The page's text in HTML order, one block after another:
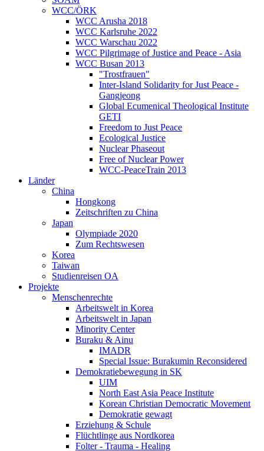
WCC/ÖRK
WCC Arusha 2018
WCC Karlsruhe 2022
WCC Warschau 2022
WCC Pilgrimage of Justice and Peace - Asia
WCC Busan 2013
"Trostfrauen"
Inter-Island Solidarity for Just Peace -
Gangjeong
Global Ecumenical Theological Institute
GETI
Freedom to Just Peace
Ecological Justice
Nuclear Phaseout
Free of Nuclear Power
WCC-PeaceTrain 2013
Länder
China
Hongkong
Zeitschriften zu China
Japan
Olympiade 2020
Zum Rechtswesen
Korea
Taiwan
Studienreisen OA
Projekte
Menschenrechte
Arbeitswelt in Korea
Arbeitswelt in Japan
Minority Center
Buraku & Ainu
IMADR
Special Issue: Burakumin Reconsidered
Demokratiebewegung in SK
UIM
North East Asia Peace Institute
Korean Christian Democratic Movement
Demokratie gewagt
Erziehung & Schule
Flüchtlinge aus Nordkorea
Folter - Trauma - Healing